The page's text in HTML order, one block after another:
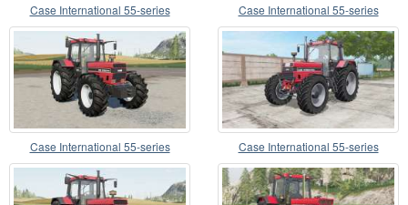
Case International 55-series Case International 55-series
Case International 55-series Case International 55-series